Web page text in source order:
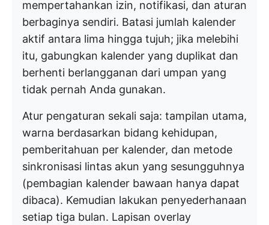
mempertahankan izin, notifikasi, dan aturan
berbaginya sendiri. Batasi jumlah kalender
aktif antara lima hingga tujuh; jika melebihi
itu, gabungkan kalender yang duplikat dan
berhenti berlangganan dari umpan yang
tidak pernah Anda gunakan.
Atur pengaturan sekali saja: tampilan utama,
warna berdasarkan bidang kehidupan,
pemberitahuan per kalender, dan metode
sinkronisasi lintas akun yang sesungguhnya
(pembagian kalender bawaan hanya dapat
dibaca). Kemudian lakukan penyederhanaan
setiap tiga bulan. Lapisan overlay